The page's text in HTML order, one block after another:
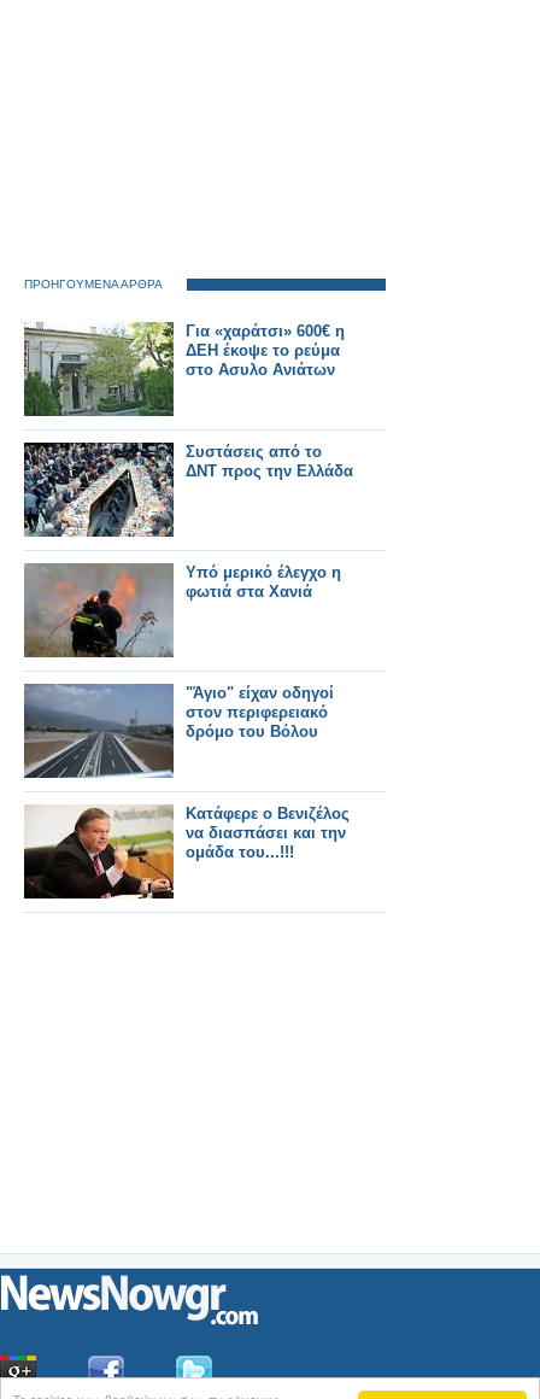
ΠΡΟΗΓΟΥΜΕΝΑ ΑΡΘΡΑ
Για «χαράτσι» 600€ η
ΔΕΗ έκοψε το ρεύμα
στο Ασυλο Ανιάτων
Συστάσεις από το
ΔΝΤ προς την Ελλάδα
Υπό μερικό έλεγχο η
φωτιά στα Χανιά
"Άγιο" είχαν οδηγοί
στον περιφερειακό
δρόμο του Βόλου
Κατάφερε ο Βενιζέλος
να διασπάσει και την
ομάδα του...!!!